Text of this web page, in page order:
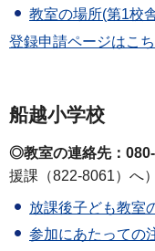
教室の場所(第1校
登録申請ページはこ
船越小学校
◎教室の連絡先：
援課（822-8061）へ）
放課後子ども教室
参加にあたっての